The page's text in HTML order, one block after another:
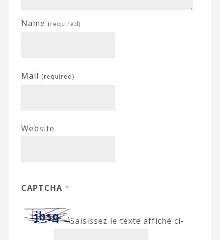
Name (required)
Mail (required)
Website
CAPTCHA *
Saisissez le texte affiché ci-